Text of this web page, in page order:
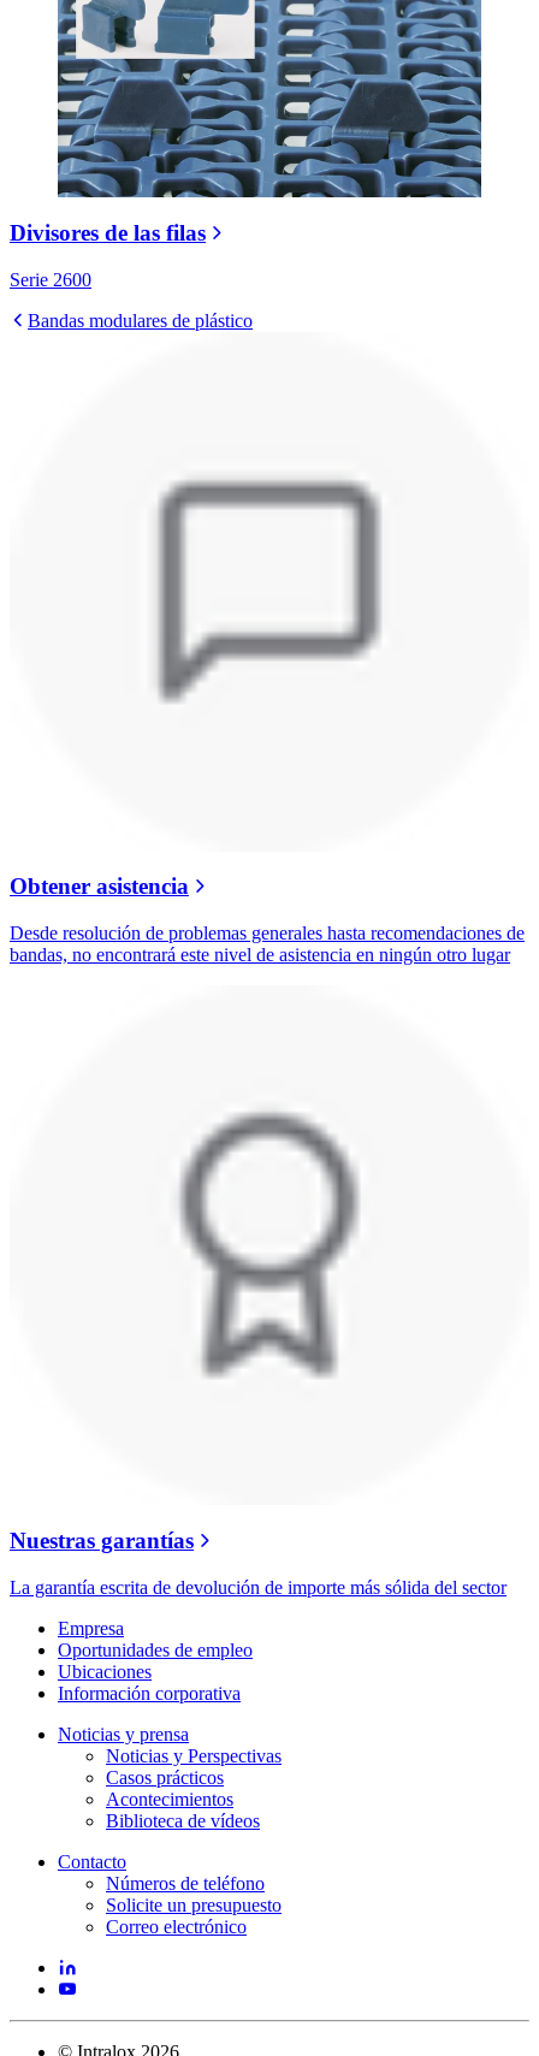
Divisores de las filas
Serie 2600
Bandas modulares de plástico
Obtener asistencia
Desde resolución de problemas generales hasta recomendaciones de
bandas, no encontrará este nivel de asistencia en ningún otro lugar
Nuestras garantías
La garantía escrita de devolución de importe más sólida del sector
Empresa
Oportunidades de empleo
Ubicaciones
Información corporativa
Noticias y prensa
Noticias y Perspectivas
Casos prácticos
Acontecimientos
Biblioteca de vídeos
Contacto
Números de teléfono
Solicite un presupuesto
Correo electrónico
© Intralox 2026